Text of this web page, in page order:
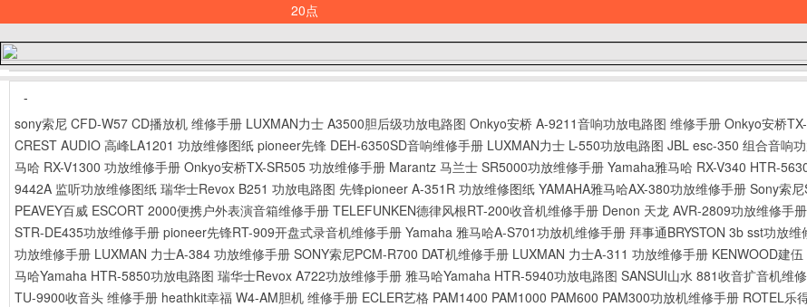
20点
-
sony索尼 CFD-W57 CD播放机 维修手册 LUXMAN力士 A3500胆后级功放电路图 Onkyo安桥 A-9211音响功放电路图 维修手册 Onkyo安桥
CREST AUDIO 高峰LA1201 功放维修图纸 pioneer先锋 DEH-6350SD音响维修手册 LUXMAN力士 L-550功放电路图 JBL esc-350 组合音响
马哈 RX-V1300 功放维修手册 Onkyo安桥TX-SR505 功放维修手册 Marantz 马兰士 SR5000功放维修手册 Yamaha雅马哈 RX-V340 HTR-
9442A 监听功放维修图纸 瑞华士Revox B251 功放电路图 先锋pioneer A-351R 功放维修图纸 YAMAHA雅马哈AX-380功放维修手册 Sony索
PEAVEY百威 ESCORT 2000便携户外表演音箱维修手册 TELEFUNKEN德律风根RT-200收音机维修手册 Denon 天龙 AVR-2809功放维修手册
STR-DE435功放维修手册 pioneer先锋RT-909开盘式录音机维修手册 Yamaha 雅马哈A-S701功放机维修手册 拜事通BRYSTON 3b sst功放维
功放维修手册 LUXMAN 力士A-384 功放维修手册 SONY索尼PCM-R700 DAT机维修手册 LUXMAN 力士A-311 功放维修手册 KENWOOD建
马哈Yamaha HTR-5850功放电路图 瑞华士Revox A722功放维修手册 雅马哈Yamaha HTR-5940功放电路图 SANSUI山水 881收音扩音机维
TU-9900收音头 维修手册 heathkit幸福 W4-AM胆机 维修手册 ECLER艺格 PAM1400 PAM1000 PAM600 PAM300功放机维修手册 ROTEL乐